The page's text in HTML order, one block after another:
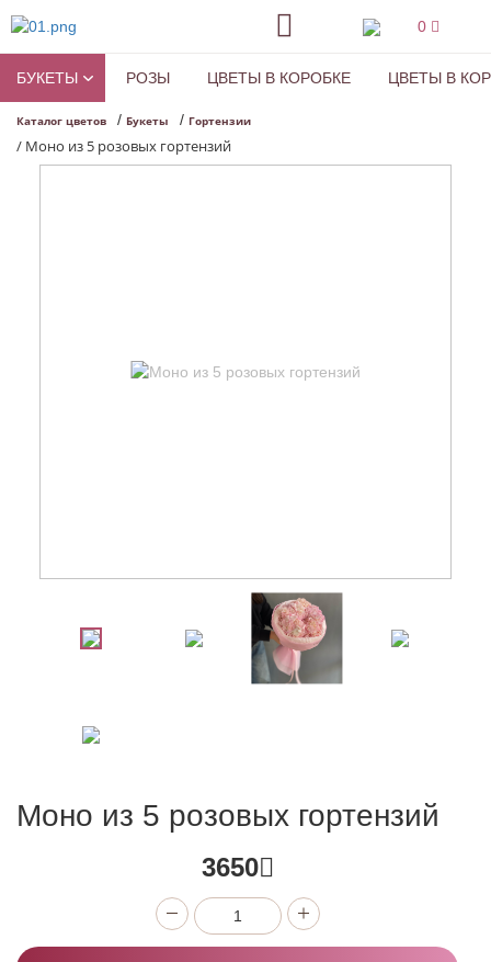
0
БУКЕТЫ РОЗЫ ЦВЕТЫ В КОРОБКЕ ЦВЕТЫ В
Каталог цветов / Букеты / Гортензии
/ Моно из 5 розовых гортензий
Моно из 5 розовых гортензий
3650